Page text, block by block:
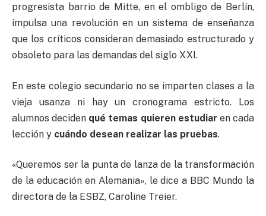
progresista barrio de Mitte, en el ombligo de Berlín,
impulsa una revolución en un sistema de enseñanza
que los críticos consideran demasiado estructurado y
obsoleto para las demandas del siglo XXI.
En este colegio secundario no se imparten clases a la
vieja usanza ni hay un cronograma estricto. Los
alumnos deciden qué temas quieren estudiar en cada
lección y cuándo desean realizar las pruebas.
«Queremos ser la punta de lanza de la transformación
de la educación en Alemania», le dice a BBC Mundo la
directora de la ESBZ, Caroline Treier.